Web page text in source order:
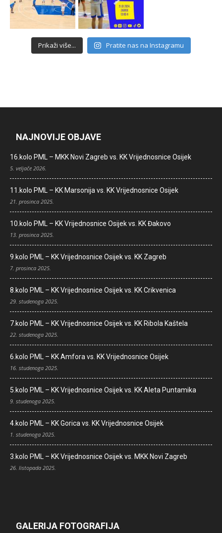
Prikaži više... Pratite nas na Instagramu
NAJNOVIJE OBJAVE
16.kolo PML – MKK Novi Zagreb vs. KK Vrijednosnice Osijek
5. veljače 2026.
11.kolo PML – KK Marsonija vs. KK Vrijednosnice Osijek
21. prosinca 2025.
10.kolo PML – KK Vrijednosnice Osijek vs. KK Đakovo
13. prosinca 2025.
9.kolo PML – KK Vrijednosnice Osijek vs. KK Zagreb
7. prosinca 2025.
8.kolo PML – KK Vrijednosnice Osijek vs. KK Crikvenica
29. studenoga 2025.
7.kolo PML – KK Vrijednosnice Osijek vs. KK Ribola Kaštela
22. studenoga 2025.
6.kolo PML – KK Amfora vs. KK Vrijednosnice Osijek
16. studenoga 2025.
5.kolo PML – KK Vrijednosnice Osijek vs. KK Aleta Puntamika
9. studenoga 2025.
4.kolo PML – KK Gorica vs. KK Vrijednosnice Osijek
1. studenoga 2025.
3.kolo PML – KK Vrijednosnice Osijek vs. MKK Novi Zagreb
26. listopada 2025.
GALERIJA FOTOGRAFIJA